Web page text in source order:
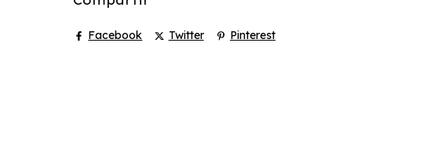
Facebook Twitter Pinterest